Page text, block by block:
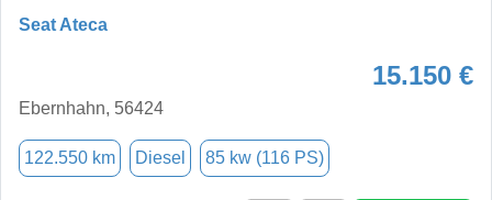
Seat Ateca
15.150 €
Ebernhahn, 56424
122.550 km Diesel 85 kw (116 PS)